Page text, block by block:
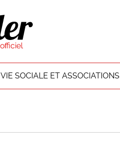
VIE SOCIALE ET ASSOCIATIONS